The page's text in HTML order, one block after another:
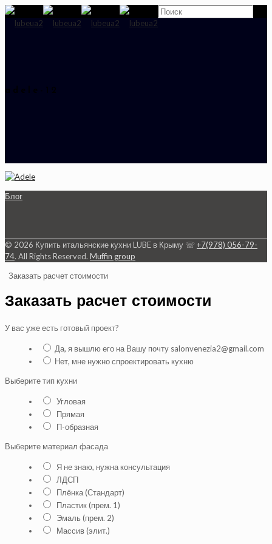
adele-12
Блог
© 2026 Купить итальянские кухни LUBE в Крыму ☏+7(978) 056-79-
74. All Rights Reserved. Muffin group
Заказать расчет стоимости
Заказать расчет стоимости
У вас уже есть готовый проект?
Да, я вышлю его на Вашу почту salonvenezia2@gmail.com
Нет, мне нужно спроектировать кухню
Выберите тип кухни
Угловая
Прямая
П-образная
Выберите материал фасада
Я не знаю, нужна консультация
ЛДСП
Плёнка (Стандарт)
Пластик (прем. 1)
Эмаль (прем. 2)
Массив (элит.)